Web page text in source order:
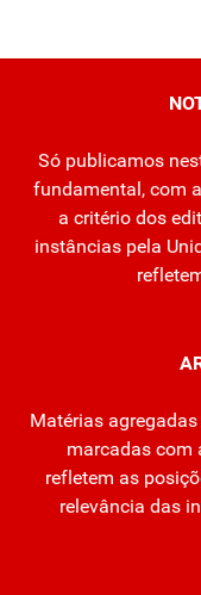
Só publicamos
fundamental, com
a critério dos
instâncias pela
Matérias
marcadas com
refletem as
relevância das